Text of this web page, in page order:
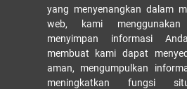
yang menyenangkan dalam
web, kami
menyimpan informasi
membuat kami dapat
aman, mengumpulkan
meningkatkan fungsi